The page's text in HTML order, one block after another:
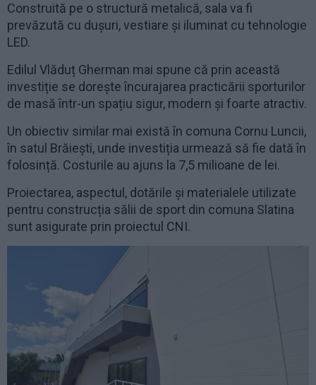
Construită pe o structură metalică, sala va fi
prevăzută cu dușuri, vestiare și iluminat cu tehnologie
LED.
Edilul Vlăduț Gherman mai spune că prin această
investiție se dorește încurajarea practicării sporturilor
de masă într-un spațiu sigur, modern și foarte atractiv.
Un obiectiv similar mai există în comuna Cornu Luncii,
în satul Brăiești, unde investiția urmează să fie dată în
folosință. Costurile au ajuns la 7,5 milioane de lei.
Proiectarea, aspectul, dotările și materialele utilizate
pentru construcția sălii de sport din comuna Slatina
sunt asigurate prin proiectul CNI.